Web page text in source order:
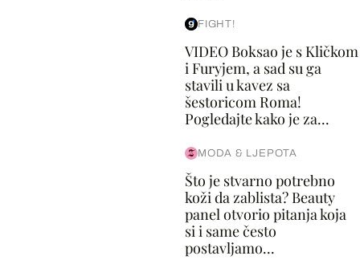
FIGHT!
VIDEO Boksao je s Kličkom
i Furyjem, a sad su ga
stavili u kavez sa
šestoricom Roma!
Pogledajte kako je za...
MODA & LJEPOTA
Što je stvarno potrebno
koži da zablista? Beauty
panel otvorio pitanja koja
si i same često
postavljamo...